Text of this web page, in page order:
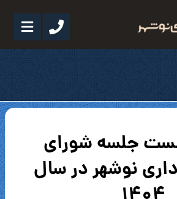
جلسه شورای
نوشهر در سال